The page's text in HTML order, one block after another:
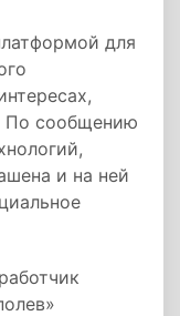
для
По сообщению
и на ней